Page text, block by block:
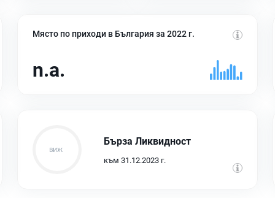
Място по приходи в България за 2022 г.
n.a.
Бърза Ликвидност
към 31.12.2023 г.